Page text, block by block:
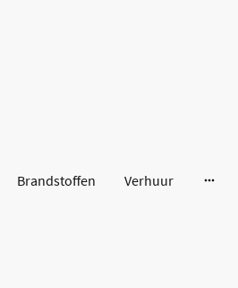
Brandstoffen Verhuur